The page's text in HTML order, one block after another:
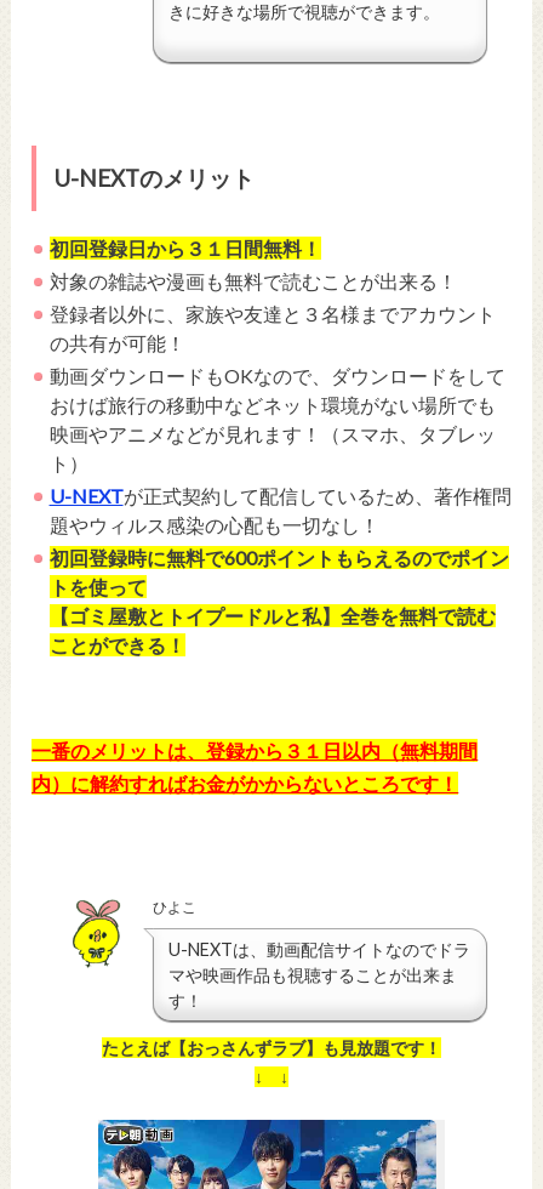
きに好きな場所で視聴ができます。
U-NEXTのメリット
初回登録日から３１日間無料！
対象の雑誌や漫画も無料で読むことが出来る！
登録者以外に、家族や友達と３名様までアカウント
の共有が可能！
動画ダウンロードもOKなので、ダウンロードをして
おけば旅行の移動中などネット環境がない場所でも
映画やアニメなどが見れます ！（スマホ、タブレッ
ト）
U-NEXTが正式契約して配信しているため、著作権問
題やウィルス感染の心配も一切なし！
初回登録時に無料で600ポイントもらえるのでポイン
トを使って
【ゴミ屋敷とトイプードルと私】全巻を無料で読む
ことができる！
一番のメリットは、登録から３１日以内（無料期間
内）に解約すればお金がかからないところです！
ひよこ
U-NEXTは、動画配信サイトなのでドラ
マや映画作品も視聴することが出来ま
す！
たとえば【おっさんずラブ】も見放題です！
↓ ↓